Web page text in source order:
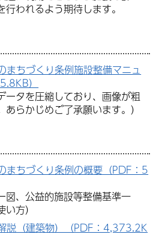
われるよう期待します。
まちづくり条例施設整備マニュ
）
ータを圧縮しており、画像が粗
らかじめご了承願います。）
まちづくり条例の概要（PDF：5
図、公益的施設等整備基準一
方）
説（建築物）（PDF：4,373.2K